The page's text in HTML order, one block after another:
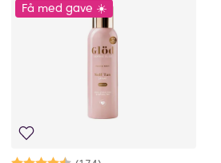
Få med gave ☀️